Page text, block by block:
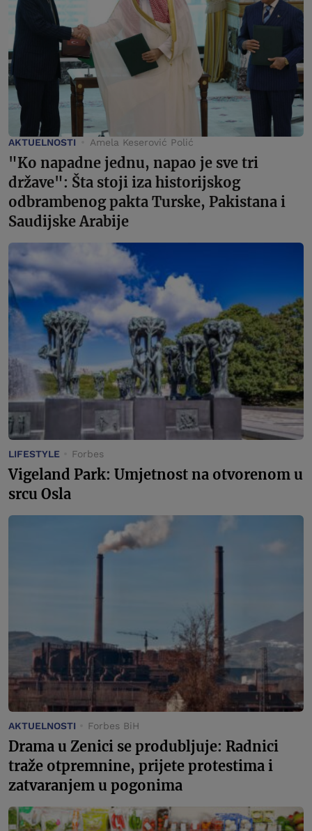
AKTUELNOSTI Amela Keserović Polić
"Ko napadne jednu, napao je sve tri
države": Šta stoji iza historijskog
odbrambenog pakta Turske, Pakistana i
Saudijske Arabije
LIFESTYLE Forbes
Vigeland Park: Umjetnost na otvorenom u
srcu Osla
AKTUELNOSTI Forbes BiH
Drama u Zenici se produbljuje: Radnici
traže otpremnine, prijete protestima i
zatvaranjem u pogonima